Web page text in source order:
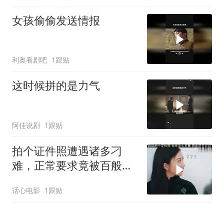
女孩偷偷发送情报
利奥看剧吧 1跟贴
这时候拼的是力气
阿佳说剧 1跟贴
拍个证件照遭遇诸多刁
难，正常要求竟被百般推
话心电影 1跟贴